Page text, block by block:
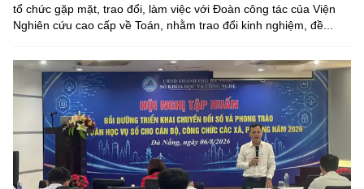
tổ chức gặp mặt, trao đổi, làm việc với Đoàn công tác của Viện
Nghiên cứu cao cấp về Toán, nhằm trao đổi kinh nghiệm, đề...